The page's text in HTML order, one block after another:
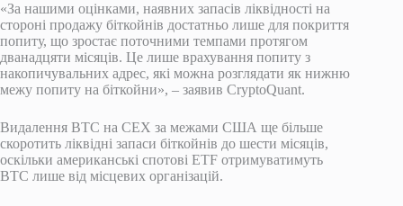
«За нашими оцінками, наявних запасів ліквідності на
стороні продажу біткойнів достатньо лише для покриття
попиту, що зростає поточними темпами протягом
дванадцяти місяців. Це лише врахування попиту з
накопичувальних адрес, які можна розглядати як нижню
межу попиту на біткойни», – заявив CryptoQuant.
Видалення BTC на CEX за межами США ще більше
скоротить ліквідні запаси біткойнів до шести місяців,
оскільки американські спотові ETF отримуватимуть
BTC лише від місцевих організацій.